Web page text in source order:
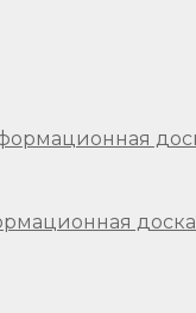
доска